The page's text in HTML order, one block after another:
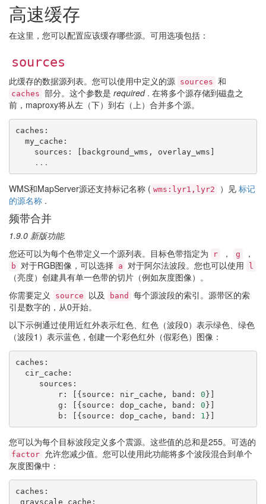
高速缓存
在这里，您可以配置应该缓存哪些源。可用选项包括：
sources
此缓存的数据源列表。您可以使用中定义的源 sources 和
caches 部分。这个参数是 required. 在将多个源存储到磁盘之
前，maproxy将从左（下）到右（上）合并多个源。
caches :
my_cache :
sources : [ background_wms , overlay_wms ]
...
WMS和MapServer源还支持标记名称 ( wms:lyr1,lyr2 ）见 标记
的源名称 .
频带合并
1.9.0 新版功能.
您还可以为每个色带定义一个源列表。目标色带指定为
r ， g ，
b 对于RGB图像，可以选择 a 对于阿尔法波段。您也可以使用 l
（亮度）创建具有单一色带的切片（例如灰度图像）。
你需要定义
source 以及 band
每个源波段的索引。源带区的索
引是数字的，从0开始。
以下示例通过使用近红外表示红色、红色（波段0）表示绿色、绿色
（波段1）表示蓝色，创建一个彩色红外（假彩色）图像：
caches :
cir_cache :
sources :
r: [{source : nir_cache , band : 0}]
g : [{source : dop_cache , band : 0}]
b : [{source : dop_cache , band : 1 }]
您可以为每个目标波段定义多个震源。这些值的总和是255。可选的
factor 允许您减少值。您可以使用此功能将多个波段混合到单个
灰度图像中：
caches :
grayscale_cache :